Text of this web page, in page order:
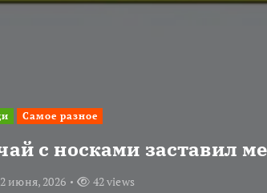
Самое разное
с носками заставил
июня, 2026 42 views